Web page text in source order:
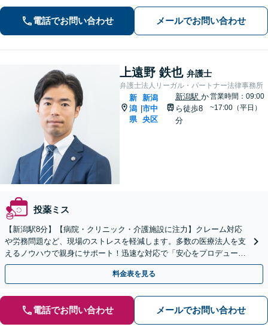
まずはお気軽にご相談ください【休
日・夜間相談可】
電話でお問い合わせ メールでお問い合わせ
上遠野 鉄也 弁護士
弁護士法人リーガル・パートナー法律事務所
新
潟
県
|
新潟
市中
央区
新潟駅 か
ら徒歩8
分
営業時間：09:00
~17:00（平日）
投薬ミス
【新潟駅8分】【病院・クリニック・介護施設に注力】クレーム対応
や労務問題など、現場のストレスを軽減します。多数の医療法人を支
えるノウハウで親身にサポート！迅速な対応で「安心をプロデュー
ス」するパートナーとして活躍します！【顧問先80社以上】
料金表を見る
電話でお問い合わせ メールでお問い合わせ